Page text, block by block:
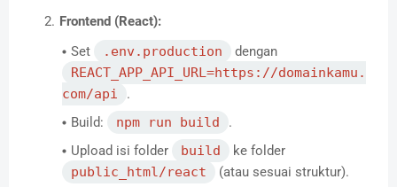
Frontend (React):
Set
.env.production
dengan
REACT_APP_API_URL=https://domainkamu.
com/api
.
Build:
npm run build
.
Upload isi folder
build
ke folder
public_html/react
(atau sesuai struktur).